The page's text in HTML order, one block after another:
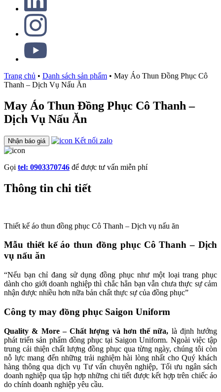
Trang chủ • Danh sách sản phẩm • May Áo Thun Đồng Phục Cô
Thanh – Dịch Vụ Nấu Ăn
May Áo Thun Đồng Phục Cô Thanh –
Dịch Vụ Nấu Ăn
Nhận báo giá Kết nối zalo
Gọi tel: 0903370746 để được tư vấn miễn phí
Thông tin chi tiết
Thiết kế áo thun đồng phục Cô Thanh – Dịch vụ nấu ăn
Mẫu thiết kế áo thun đồng phục Cô Thanh – Dịch
vụ nấu ăn
“Nếu bạn chỉ đang sử dụng đồng phục như một loại trang phục
dành cho giới doanh nghiệp thì chắc hẳn bạn vẫn chưa thực sự cảm
nhận được nhiều hơn nữa bản chất thực sự của đồng phục”
Công ty may đồng phục Saigon Uniform
Quality & More – Chất lượng và hơn thế nữa, là định hướng
phát triển sản phẩm đồng phục tại Saigon Uniform. Ngoài việc tập
trung cải thiện chất lượng đồng phục qua từng ngày, chúng tôi còn
nỗ lực mang đến những trải nghiệm hài lòng nhất cho Quý khách
hàng thông qua dịch vụ Tư vấn chuyên nghiệp, Tối ưu ngân sách
doanh nghiệp qua tập hợp những chi tiết được kết hợp trên chiếc áo
do chính doanh nghiệp yêu cầu.